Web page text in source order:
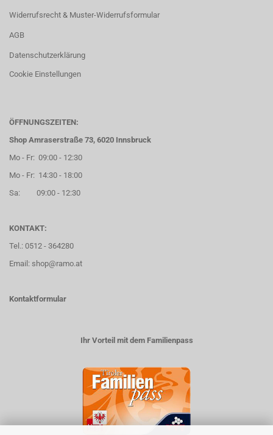
Widerrufsrecht & Muster-Widerrufsformular
AGB
Datenschutzerklärung
Cookie Einstellungen
ÖFFNUNGSZEITEN:
Shop Amraserstraße 73, 6020 Innsbruck
Mo - Fr: 09:00 - 12:30
Mo - Fr: 14:30 - 18:00
Sa: 09:00 - 12:30
KONTAKT:
Tel.: 0512 - 364280
Email: shop@ramo.at
Kontaktformular
Ihr Vorteil mit dem Familienpass